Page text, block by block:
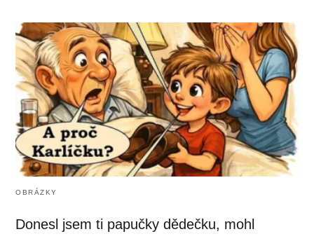
OBRÁZKY
Donesl jsem ti papučky dědečku, mohl